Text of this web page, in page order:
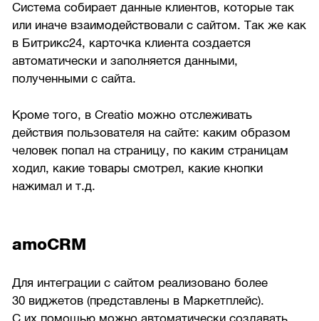
Система собирает данные клиентов, которые так
или иначе взаимодействовали с сайтом. Так же как
в Битрикс24, карточка клиента создается
автоматически и заполняется данными,
полученными с сайта.
Кроме того, в Creatio можно отслеживать
действия пользователя на сайте: каким образом
человек попал на страницу, по каким страницам
ходил, какие товары смотрел, какие кнопки
нажимал и т.д.
amoCRM
Для интеграции с сайтом реализовано более
30 виджетов (представлены в Маркетплейс).